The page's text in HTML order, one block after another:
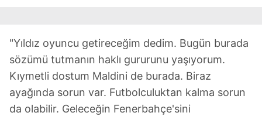
"Yıldız oyuncu getireceğim dedim. Bugün burada
sözümü tutmanın haklı gururunu yaşıyorum.
Kıymetli dostum Maldini de burada. Biraz
ayağında sorun var. Futbolculuktan kalma sorun
da olabilir. Geleceğin Fenerbahçe'sini